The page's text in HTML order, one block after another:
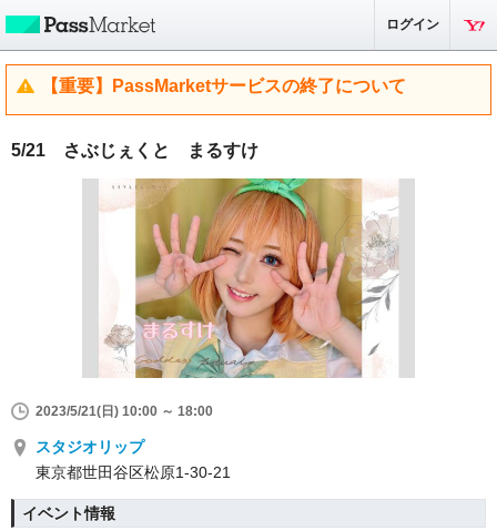
ログイン
【重要】PassMarketサービスの終了について
5/21 さぶじぇくと まるすけ
2023/5/21(日) 10:00 ～ 18:00
スタジオリップ
東京都世田谷区松原1-30-21
イベント情報